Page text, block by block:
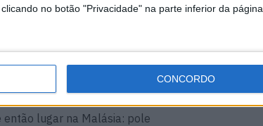
no botão "Privacidade" na parte inferior da página.
CONCORDO
American Racing para substituir o
então lugar na Malásia: pole